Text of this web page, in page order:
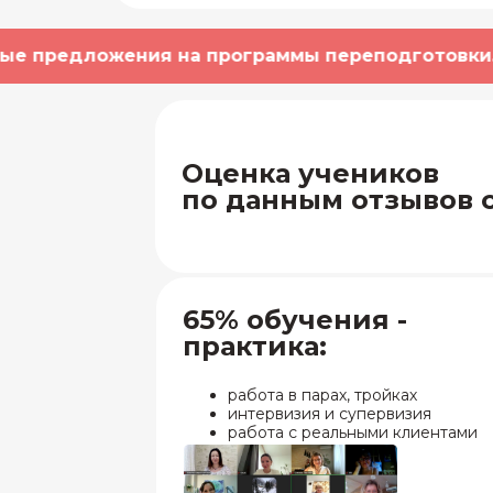
работа в парах, тройках
интервизия и супервизия
Первые
клиенты
на программы переподготовки.
работа в парах, тройках
интервизия и супервизия
работа с реальными клиентами
65% обучения -
практика:
Оценка учеников
по данным отзывов